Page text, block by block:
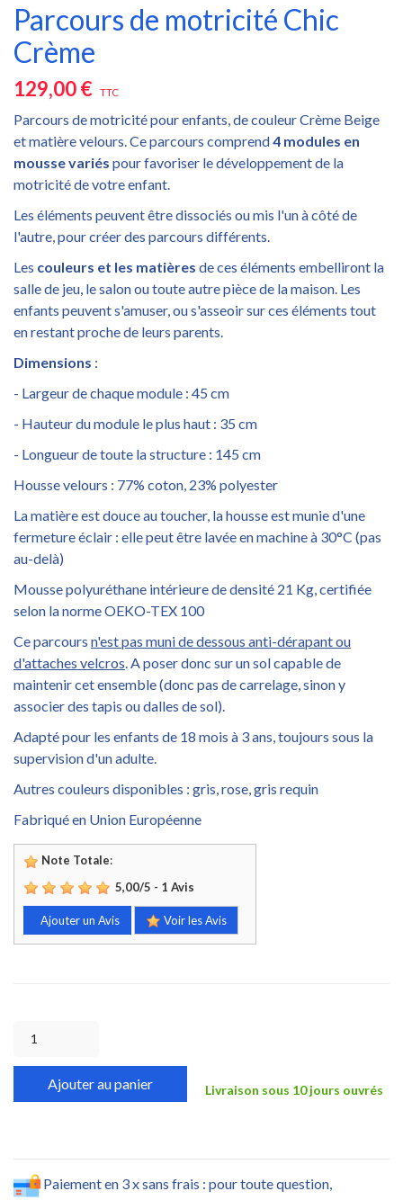
Parcours de motricité Chic
Crème
129,00 € TTC
Parcours de motricité pour enfants, de couleur Crème Beige
et matière velours. Ce parcours comprend4 modules en
mousse variés pour favoriser le développement de la
motricité de votre enfant.
Les éléments peuvent être dissociés ou mis l'un à côté de
l'autre, pour créer des parcours différents.
Les couleurs et les matières de ces éléments embelliront la
salle de jeu, le salon ou toute autre pièce de la maison. Les
enfants peuvent s'amuser, ou s'asseoir sur ces éléments tout
en restant proche de leurs parents.
Dimensions :
- Largeur de chaque module : 45 cm
- Hauteur du module le plus haut : 35 cm
- Longueur de toute la structure : 145 cm
Housse velours : 77% coton, 23% polyester
La matière est douce au toucher, la housse est munie d'une
fermeture éclair : elle peut être lavée en machine à 30°C (pas
au-delà)
Mousse polyuréthane intérieure de densité 21 Kg, certifiée
selon la norme OEKO-TEX 100
Ce parcours n'est pas muni de dessous anti-dérapant ou
d'attaches velcros. A poser donc sur un sol capable de
maintenir cet ensemble (donc pas de carrelage, sinon y
associer des tapis ou dalles de sol).
Adapté pour les enfants de 18 mois à 3 ans, toujours sous la
supervision d'un adulte.
Autres couleurs disponibles : gris, rose, gris requin
Fabriqué en Union Européenne
Note Totale:
5,00/5 - 1 Avis
Ajouter un Avis Voir les Avis
Ajouter au panier Livraison sous 10 jours ouvrés
Paiement en 3 x sans frais : pour toute question,